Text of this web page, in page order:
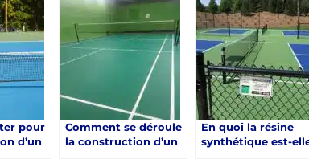
pour
d’un
Comment se déroule
la construction d’un
En quoi la résine
synthétique est-